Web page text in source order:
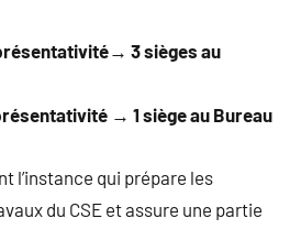
→ 3 sièges au
→ 1 siège au Bureau
l’instance qui prépare les
du CSE et assure une partie